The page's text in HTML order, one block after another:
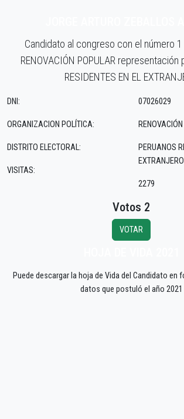
Candidato al congreso con el número
RENOVACIÓN POPULAR representación
RESIDENTES EN EL
DNI:
ORGANIZACION POLÍTICA:
DISTRITO ELECTORAL:
VISITAS:
07026029
PERUANOS
EXTRANJERO
2279
Votos 2
VOTAR
Puede descargar la hoja de Vida del Candidato en
datos que postuló el año 2021